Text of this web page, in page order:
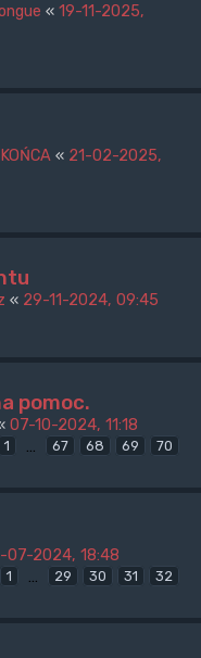
« 19-11-2025,
« 21-02-2025,
« 29-11-2024, 09:45
pomoc.
07-10-2024, 11:18
1 … 67 68 69 70
07-2024, 18:48
1 29 30 31 32